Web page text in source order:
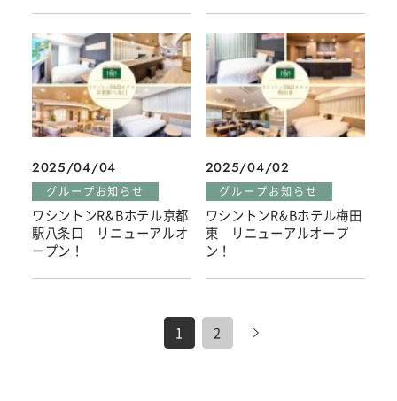
2025/04/04
グループお知らせ
ワシントンR&Bホテル京都
駅八条口 リニューアルオ
ープン！
2025/04/02
グループお知らせ
ワシントンR&Bホテル梅田
東 リニューアルオープ
ン！
1 2